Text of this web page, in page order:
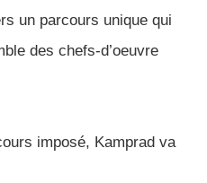
un parcours unique qui
des chefs-d’oeuvre
imposé, Kamprad va